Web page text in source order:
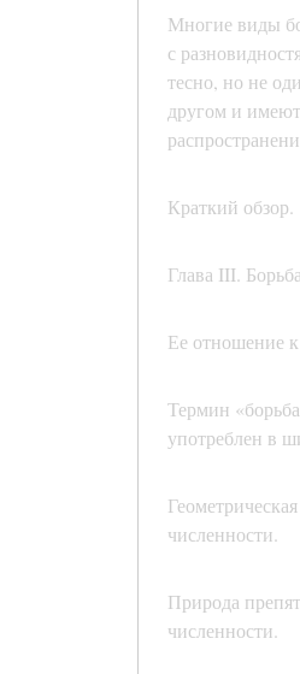
Многие виды
с
тесно, но не
другом и
Краткий обзор.
Глава III.
Ее отношение
Термин
употреблен в
численности.
Природа
численности.